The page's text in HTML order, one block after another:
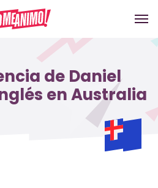
de Daniel
en Australia